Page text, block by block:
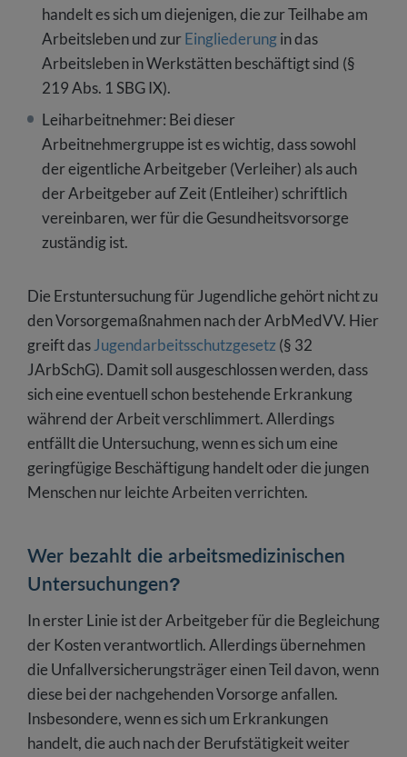
handelt es sich um diejenigen, die zur Teilhabe am
Arbeitsleben und zurEingliederungin das
Arbeitsleben in Werkstätten beschäftigt sind (§
219 Abs. 1 SBG IX).
Leiharbeitnehmer: Bei dieser
Arbeitnehmergruppe ist es wichtig, dass sowohl
der eigentliche Arbeitgeber (Verleiher) als auch
der Arbeitgeber auf Zeit (Entleiher) schriftlich
vereinbaren, wer für die Gesundheitsvorsorge
zuständig ist.
Die Erstuntersuchung für Jugendliche gehört nicht zu
den Vorsorgemaßnahmen nach der ArbMedVV. Hier
greift das Jugendarbeitsschutzgesetz (§ 32
JArbSchG). Damit soll ausgeschlossen werden, dass
sich eine eventuell schon bestehende Erkrankung
während der Arbeit verschlimmert. Allerdings
entfällt die Untersuchung, wenn es sich um eine
geringfügige Beschäftigung handelt oder die jungen
Menschen nur leichte Arbeiten verrichten.
Wer bezahlt die arbeitsmedizinischen
Untersuchungen?
In erster Linie ist der Arbeitgeber für die Begleichung
der Kosten verantwortlich. Allerdings übernehmen
die Unfallversicherungsträger einen Teil davon, wenn
diese bei der nachgehenden Vorsorge anfallen.
Insbesondere, wenn es sich um Erkrankungen
handelt, die auch nach der Berufstätigkeit weiter